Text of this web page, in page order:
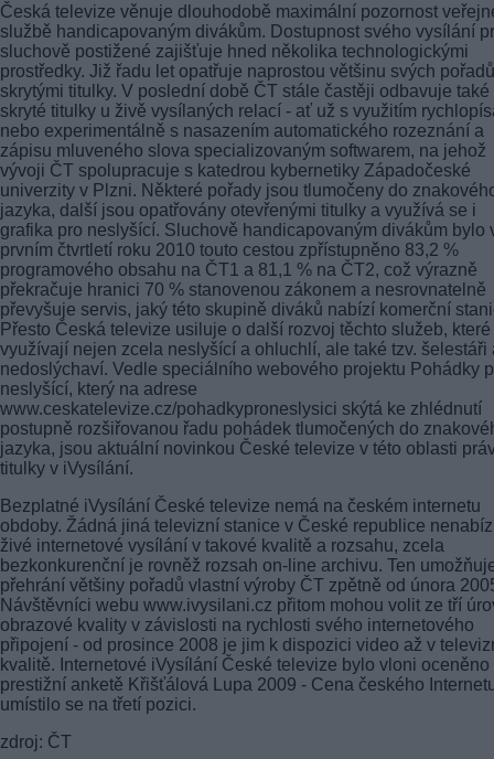
Česká televize věnuje dlouhodobě maximální pozornost
službě handicapovaným divákům. Dostupnost svého vysílání
sluchově postižené zajišťuje hned několika technologickými
prostředky. Již řadu let opatřuje naprostou většinu svých pořadů
skrytými titulky. V poslední době ČT stále častěji odbavuje také
skryté titulky u živě vysílaných relací - ať už s využitím
nebo experimentálně s nasazením automatického rozeznání a
zápisu mluveného slova specializovaným softwarem, na jehož
vývoji ČT spolupracuje s katedrou kybernetiky Západočeské
univerzity v Plzni. Některé pořady jsou tlumočeny do
jazyka, další jsou opatřovány otevřenými titulky a využívá se i
grafika pro neslyšící. Sluchově handicapovaným divákům bylo
prvním čtvrtletí roku 2010 touto cestou zpřístupněno 83,2 %
programového obsahu na ČT1 a 81,1 % na ČT2, což výrazně
překračuje hranici 70 % stanovenou zákonem a nesrovnatelně
převyšuje servis, jaký této skupině diváků nabízí komerční
Přesto Česká televize usiluje o další rozvoj těchto služeb, které
využívají nejen zcela neslyšící a ohluchlí, ale také tzv. šelestáři
nedoslýchaví. Vedle speciálního webového projektu Pohádky
neslyšící, který na adrese
www.ceskatelevize.cz/pohadkyproneslysici skýtá ke zhlédnutí
postupně rozšiřovanou řadu pohádek tlumočených do
jazyka, jsou aktuální novinkou České televize v této oblasti
titulky v iVysílání.
Bezplatné iVysílání České televize nemá na českém internetu
obdoby. Žádná jiná televizní stanice v České republice
živé internetové vysílání v takové kvalitě a rozsahu, zcela
bezkonkurenční je rovněž rozsah on-line archivu. Ten
přehrání většiny pořadů vlastní výroby ČT zpětně od února
Návštěvníci webu www.ivysilani.cz přitom mohou volit ze tří
obrazové kvality v závislosti na rychlosti svého internetového
připojení - od prosince 2008 je jim k dispozici video až v
kvalitě. Internetové iVysílání České televize bylo vloni oceněno
prestižní anketě Křišťálová Lupa 2009 - Cena českého
umístilo se na třetí pozici.
zdroj: ČT